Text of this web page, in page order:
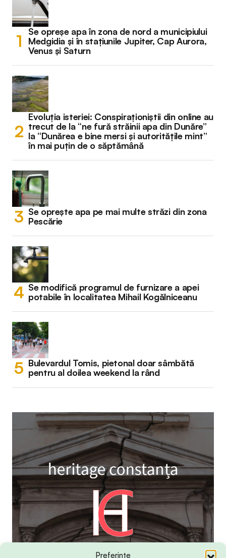
Preferințe
Se opreșe apa în zona de nord a municipiului
Medgidia și în stațiunile Jupiter, Cap Aurora,
Venus și Saturn
Evoluția isteriei: Conspiraționiștii din online au
trecut de la “ne fură străinii apa din Dunăre”
la “Dunărea e bine mersi și autoritățile mint”
în mai puțin de o săptămână
Se oprește apa pe mai multe străzi din zona
Pescărie
Se modifică programul de furnizare a apei
potabile în localitatea Mihail Kogălniceanu
Bulevardul Tomis, pietonal doar sâmbătă
pentru al doilea weekend la rând